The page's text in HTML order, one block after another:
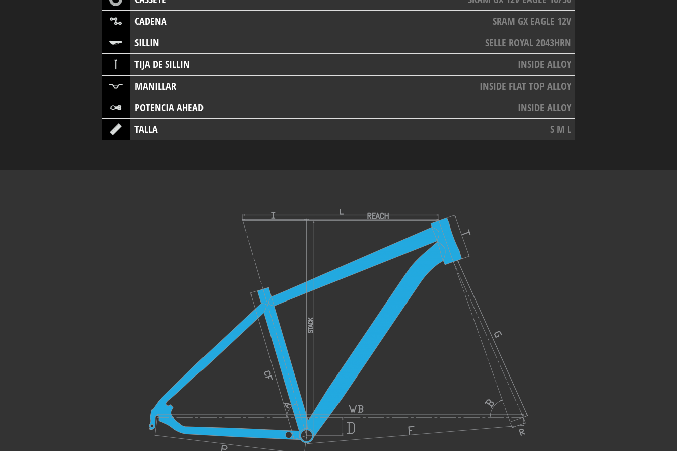
CADENA
SRAM GX EAGLE 12V
SILLIN
SELLE ROYAL 2043HRN
TIJA DE SILLIN
INSIDE ALLOY
MANILLAR
INSIDE FLAT TOP ALLOY
POTENCIA AHEAD
INSIDE ALLOY
TALLA
S M L